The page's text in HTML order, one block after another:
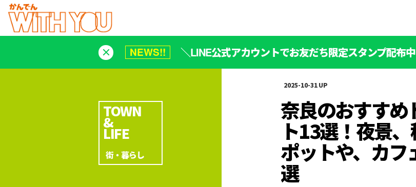
NEWS!! ＼LINE公式アカウントでお友だち限定スタンプ配布
2025-10-31
奈良のおすすめ
ト13選！夜景
ポットや、カフ
選